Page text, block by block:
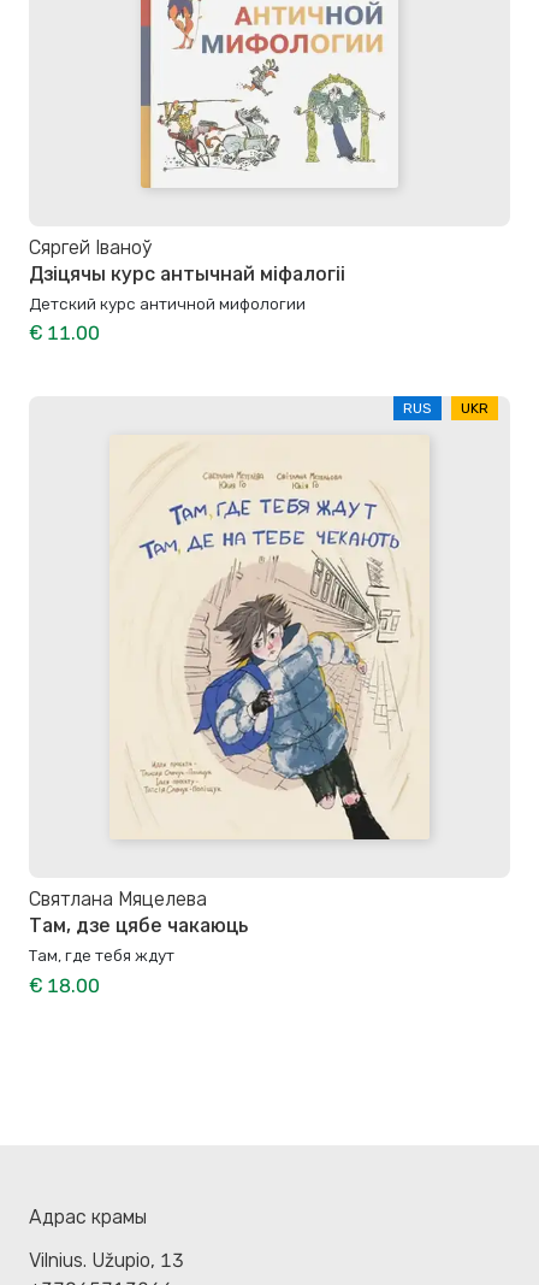
Сяргей Іваноў
Дзіцячы курс антычнай міфалогіі
Детский курс античной мифологии
€ 11.00
RUS UKR
Святлана Мяцелева
Там, дзе цябе чакаюць
Там, где тебя ждут
€ 18.00
Адрас крамы
Vilnius. Užupio, 13